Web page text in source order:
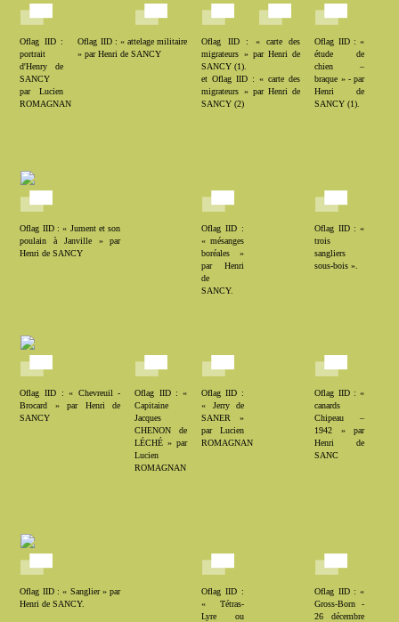
Oflag IID :
portrait
d'Henry de
SANCY
par Lucien
ROMAGNAN
Oflag IID : « attelage militaire
» par Henri de SANCY
Oflag IID : « carte des
migrateurs » par Henri de
SANCY (1).
et Oflag IID : « carte des
migrateurs » par Henri de
SANCY (2)
Oflag IID : «
étude de
chien –
braque » - par
Henri de
SANCY (1).
Oflag IID : « Jument et son
poulain à Janville » par
Henri de SANCY
Oflag IID :
« mésanges
boréales »
par Henri
de
SANCY.
Oflag IID : «
trois
sangliers
sous-bois ».
Oflag IID : « Chevreuil -
Brocard » par Henri de
SANCY
Oflag IID : «
Capitaine
Jacques
CHENON de
LÉCHÉ » par
Lucien
ROMAGNAN
Oflag IID :
« Jerry de
SANER »
par Lucien
ROMAGNAN
Oflag IID : «
canards
Chipeau –
1942 » par
Henri de
SANC
Oflag IID : « Sanglier » par
Henri de SANCY.
Oflag IID :
« Tétras-
Lyre ou
Oflag IID : «
Gross-Born -
26 décembre